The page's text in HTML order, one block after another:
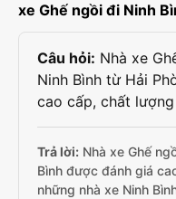
xe Ghế ngồi đi Ninh
Câu hỏi: Nhà xe
Ninh Bình từ Hải
cao cấp, chất
Trả lời: Nhà xe Ghế
Bình được đánh giá
những nhà xe Ninh